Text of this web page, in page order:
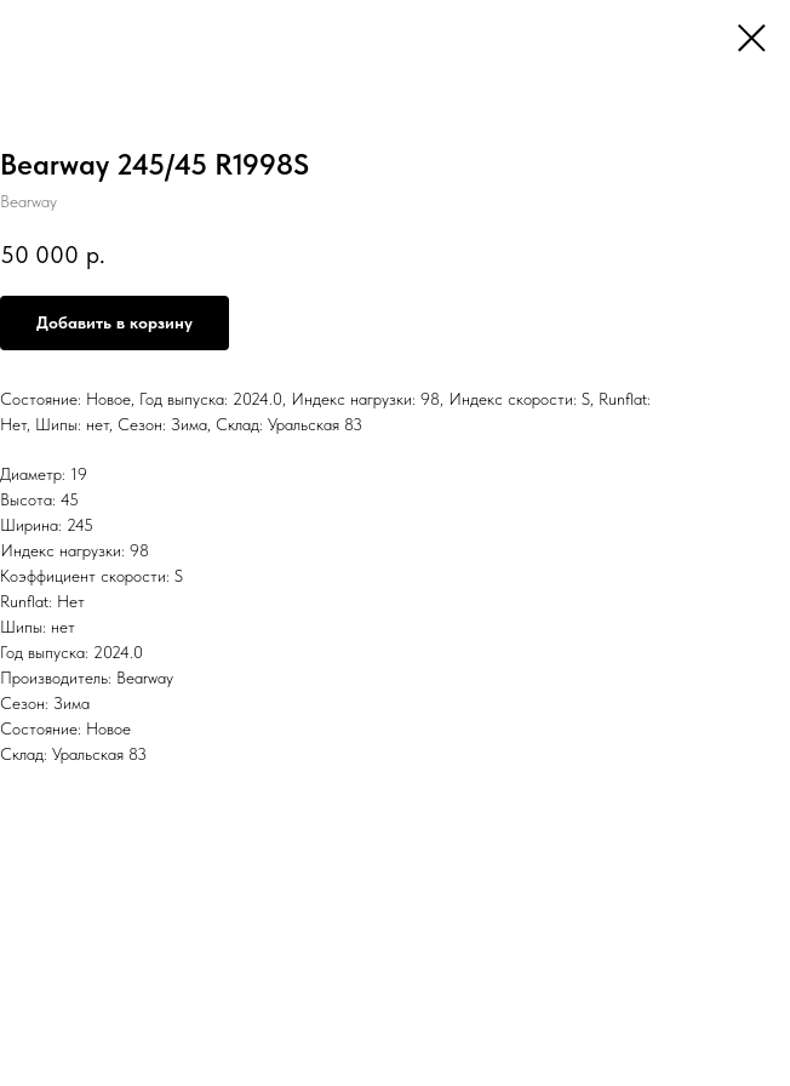
Bearway 245/45 R1998S
Bearway
50 000 р.
Добавить в корзину
Состояние: Новое, Год выпуска: 2024.0, Индекс нагрузки: 98, Индекс скорости: S, Runflat:
Нет, Шипы: нет, Сезон: Зима, Склад: Уральская 83
Диаметр: 19
Высота: 45
Ширина: 245
Индекс нагрузки: 98
Коэффициент скорости: S
Runflat: Нет
Шипы: нет
Год выпуска: 2024.0
Производитель: Bearway
Сезон: Зима
Состояние: Новое
Склад: Уральская 83